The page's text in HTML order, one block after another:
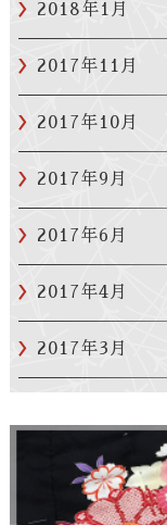
2018年1月
2017年11月
2017年10月
2017年9月
2017年6月
2017年4月
2017年3月